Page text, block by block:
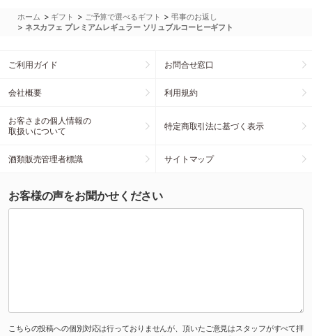
ホーム > ギフト > ご予算で選べるギフト >弔事のお返し
> ネスカフェ プレミアムレギュラー ソリュブルコーヒーギフト
ご利用ガイド お問合せ窓口
会社概要 利用規約
お客さまの個人情報の
取扱いについて
特定商取引法に基づく表示
酒類販売管理者標識 サイトマップ
お客様の声をお聞かせください
こちらの投稿への個別対応は行っておりませんが、頂いたご意見はスタッフがすべて拝